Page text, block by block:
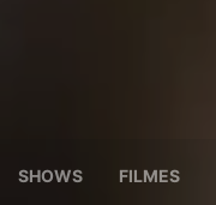
SHOWS FILMES